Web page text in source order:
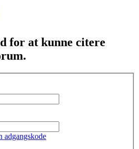
for at kunne citere
adgangskode